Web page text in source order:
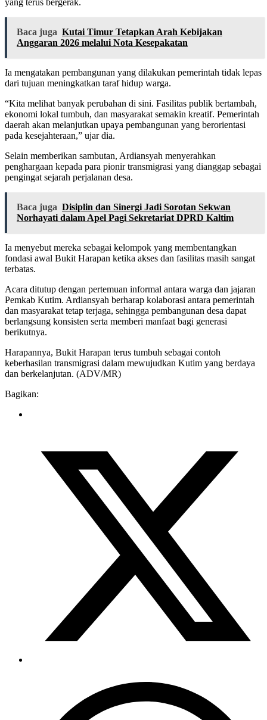
yang terus bergerak.
Baca juga Kutai Timur Tetapkan Arah Kebijakan
Anggaran 2026 melalui Nota Kesepakatan
Ia mengatakan pembangunan yang dilakukan pemerintah tidak lepas
dari tujuan meningkatkan taraf hidup warga.
“Kita melihat banyak perubahan di sini. Fasilitas publik bertambah,
ekonomi lokal tumbuh, dan masyarakat semakin kreatif. Pemerintah
daerah akan melanjutkan upaya pembangunan yang berorientasi
pada kesejahteraan,” ujar dia.
Selain memberikan sambutan, Ardiansyah menyerahkan
penghargaan kepada para pionir transmigrasi yang dianggap sebagai
pengingat sejarah perjalanan desa.
Baca juga Disiplin dan Sinergi Jadi Sorotan Sekwan
Norhayati dalam Apel Pagi Sekretariat DPRD Kaltim
Ia menyebut mereka sebagai kelompok yang membentangkan
fondasi awal Bukit Harapan ketika akses dan fasilitas masih sangat
terbatas.
Acara ditutup dengan pertemuan informal antara warga dan jajaran
Pemkab Kutim. Ardiansyah berharap kolaborasi antara pemerintah
dan masyarakat tetap terjaga, sehingga pembangunan desa dapat
berlangsung konsisten serta memberi manfaat bagi generasi
berikutnya.
Harapannya, Bukit Harapan terus tumbuh sebagai contoh
keberhasilan transmigrasi dalam mewujudkan Kutim yang berdaya
dan berkelanjutan. (ADV/MR)
Bagikan: